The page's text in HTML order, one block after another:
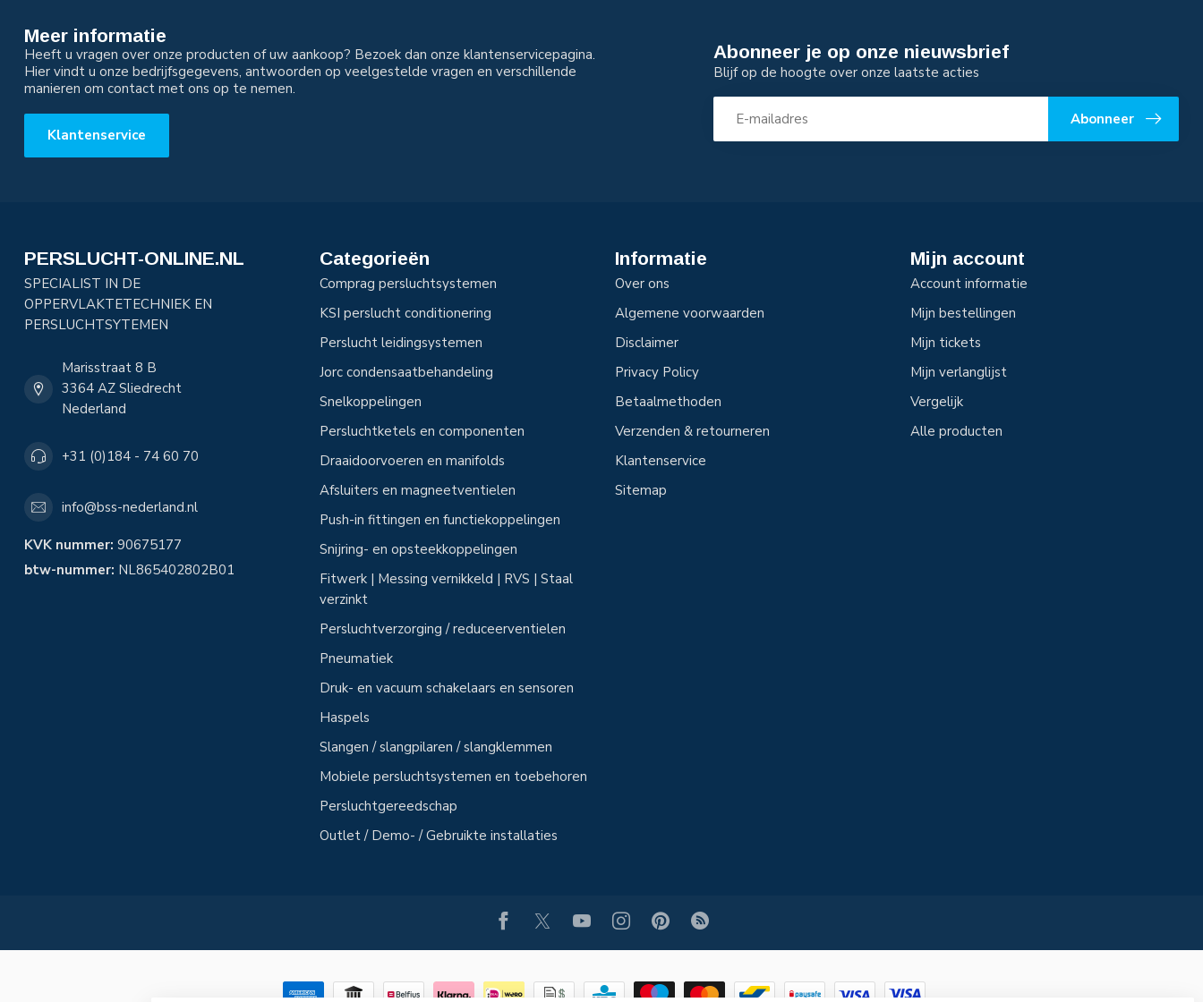
Meer informatie
Heeft u vragen over onze producten of uw aankoop? Bezoek dan onze klantenservicepagina.
Hier vindt u onze bedrijfsgegevens, antwoorden op veelgestelde vragen en verschillende
manieren om contact met ons op te nemen.
Klantenservice
Abonneer je op onze nieuwsbrief
Blijf op de hoogte over onze laatste acties
Abonneer
PERSLUCHT-ONLINE.NL
SPECIALIST IN DE
OPPERVLAKTETECHNIEK EN
PERSLUCHTSYTEMEN
Marisstraat 8 B
3364 AZ Sliedrecht
Nederland
+31 (0)184 - 74 60 70
info@bss-nederland.nl
KVK nummer: 90675177
btw-nummer: NL865402802B01
Categorieën
Comprag persluchtsystemen
KSI perslucht conditionering
Perslucht leidingsystemen
Jorc condensaatbehandeling
Snelkoppelingen
Persluchtketels en componenten
Draaidoorvoeren en manifolds
Afsluiters en magneetventielen
Push-in fittingen en functiekoppelingen
Snijring- en opsteekkoppelingen
Fitwerk | Messing vernikkeld | RVS | Staal
verzinkt
Persluchtverzorging / reduceerventielen
Pneumatiek
Druk- en vacuum schakelaars en sensoren
Haspels
Slangen / slangpilaren / slangklemmen
Mobiele persluchtsystemen en toebehoren
Persluchtgereedschap
Outlet / Demo- / Gebruikte installaties
Informatie
Over ons
Algemene voorwaarden
Disclaimer
Privacy Policy
Betaalmethoden
Verzenden & retourneren
Klantenservice
Sitemap
Mijn account
Account informatie
Mijn bestellingen
Mijn tickets
Mijn verlanglijst
Vergelijk
Alle producten